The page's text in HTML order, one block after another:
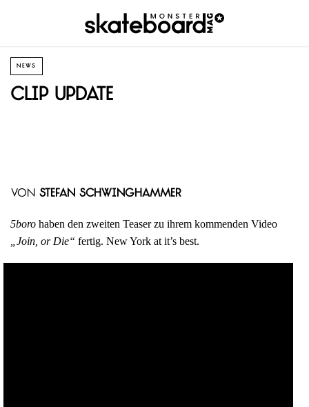
NEWS
Clip Update
von Stefan Schwinghammer
5boro haben den zweiten Teaser zu ihrem kommenden Video
„Join, or Die“ fertig. New York at it’s best.